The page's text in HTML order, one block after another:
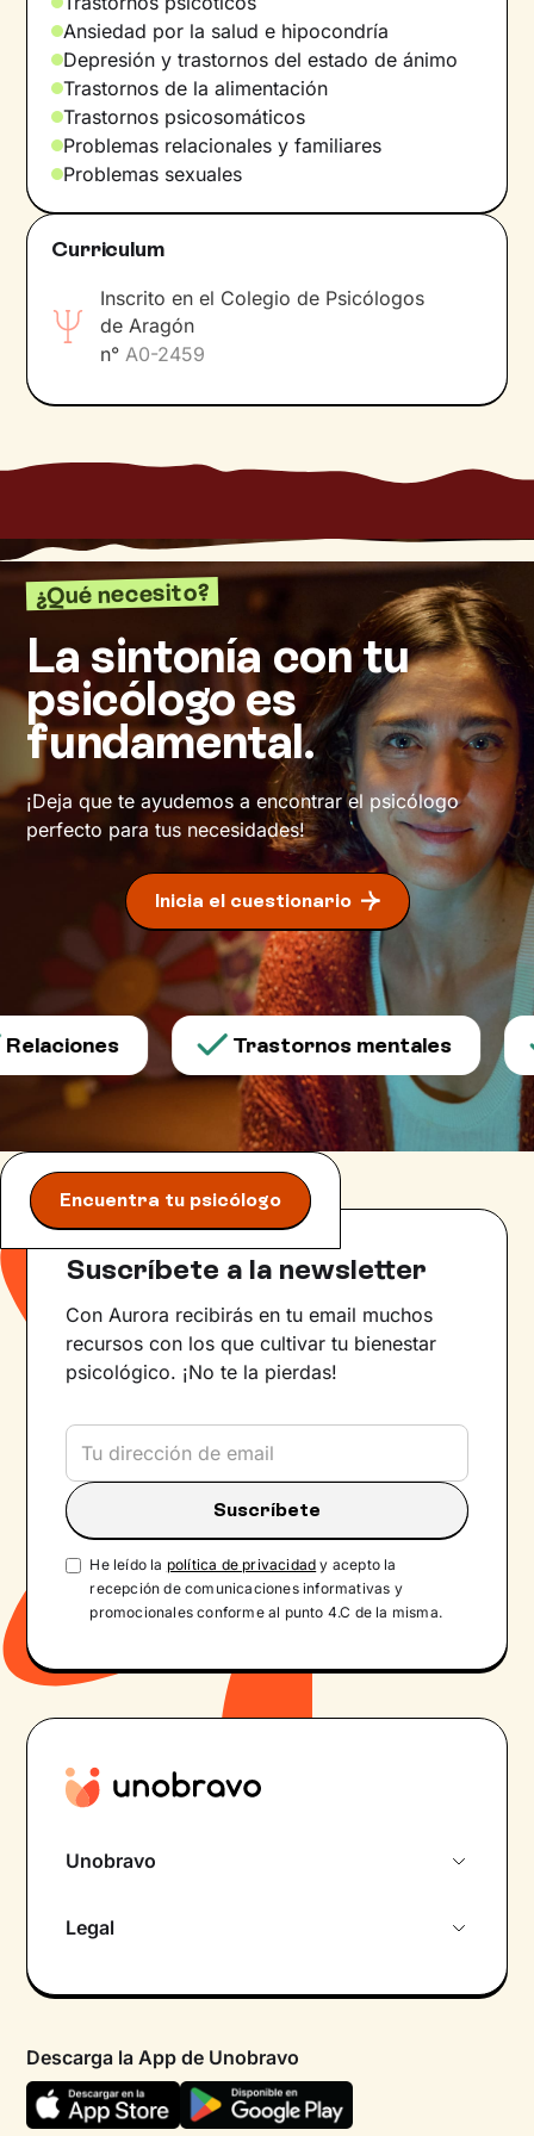
descubriremos tus
recursos internos
potenciarlos y, al mismo tiempo, combinarlos
connuevas habilidades que te ayudarán a
alcanzar los objetivos que te propongas.
A través de técnicas y ejercicios específicos
elegidos según tus valores y necesidades,
podrás reestructurar la forma de pensar y
actuar que te ha limitado hasta ahora. Estaré a
caminaremos juntos hacia la meta: tu
bienestar.
Ansiedad por la salud e hipocondría
Depresión y trastornos del estado de ánimo
Trastornos de la alimentación
Trastornos psicosomáticos
Problemas relacionales y familiares
Problemas sexuales
Curriculum
Inscrito en el Colegio de Psicólogos
de Aragón
n° A0-2459
¿Qué necesito?
La sintonía con tu
psicólogo es
fundamental.
¡Deja que te ayudemos a encontrar el psicólogo
perfecto para tus necesidades!
Inicia el cuestionario
Trastornos mentales
Encuentra tu psicólogo
Suscríbete a la newsletter
Con Aurora recibirás en tu email muchos
recursos con los que cultivar tu bienestar
psicológico. ¡No te la pierdas!
He leído la política de privacidad y acepto la
recepción de comunicaciones informativas y
promocionales conforme al punto 4.C de la misma.
Unobravo
Psicólogo por chat
Ayuda urgente
Legal
Política de privacidad
Declaración de accesibilidad
Descarga la App de Unobravo